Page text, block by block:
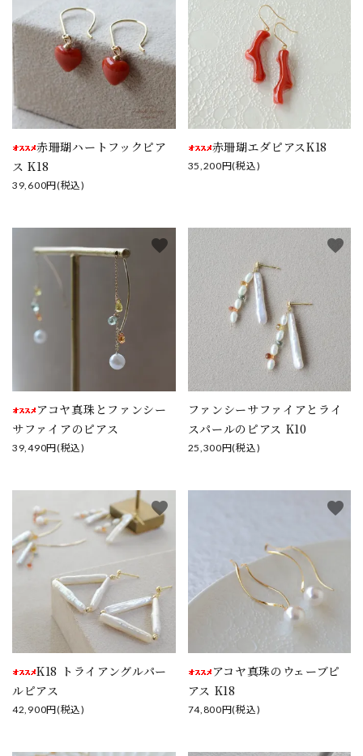
赤珊瑚ハートフックピア
ス K18
39,600円(税込)
赤珊瑚エダピアスK18
35,200円(税込)
アコヤ真珠とファンシー
サファイアのピアス
39,490円(税込)
favorite
ファンシーサファイアとライ
スパールのピアス K10
25,300円(税込)
favorite
K18 トライアングルパー
ルピアス
42,900円(税込)
favorite
アコヤ真珠のウェーブピ
アス K18
74,800円(税込)
favorite